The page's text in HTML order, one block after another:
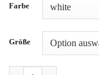
Farbe
Größe